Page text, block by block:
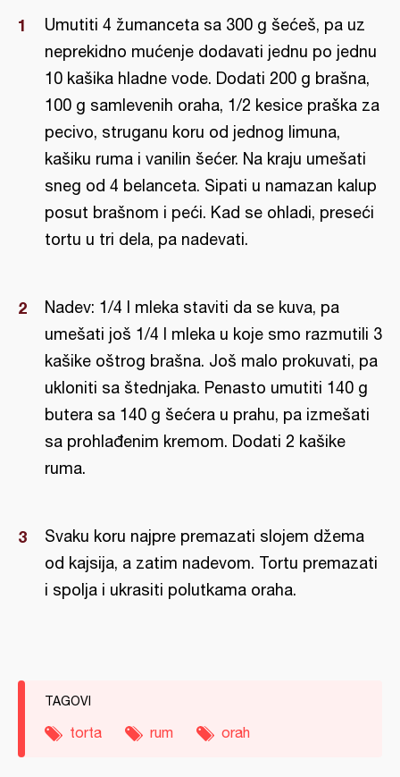
Umutiti 4 žumanceta sa 300 g šećeš, pa uz
neprekidno mućenje dodavati jednu po jednu
10 kašika hladne vode. Dodati 200 g brašna,
100 g samlevenih oraha, 1/2 kesice praška za
pecivo, struganu koru od jednog limuna,
kašiku ruma i vanilin šećer. Na kraju umešati
sneg od 4 belanceta. Sipati u namazan kalup
posut brašnom i peći. Kad se ohladi, preseći
tortu u tri dela, pa nadevati.
Nadev: 1/4 l mleka staviti da se kuva, pa
umešati još 1/4 l mleka u koje smo razmutili 3
kašike oštrog brašna. Još malo prokuvati, pa
ukloniti sa štednjaka. Penasto umutiti 140 g
butera sa 140 g šećera u prahu, pa izmešati
sa prohlađenim kremom. Dodati 2 kašike
ruma.
Svaku koru najpre premazati slojem džema
od kajsija, a zatim nadevom. Tortu premazati
i spolja i ukrasiti polutkama oraha.
TAGOVI
torta rum orah